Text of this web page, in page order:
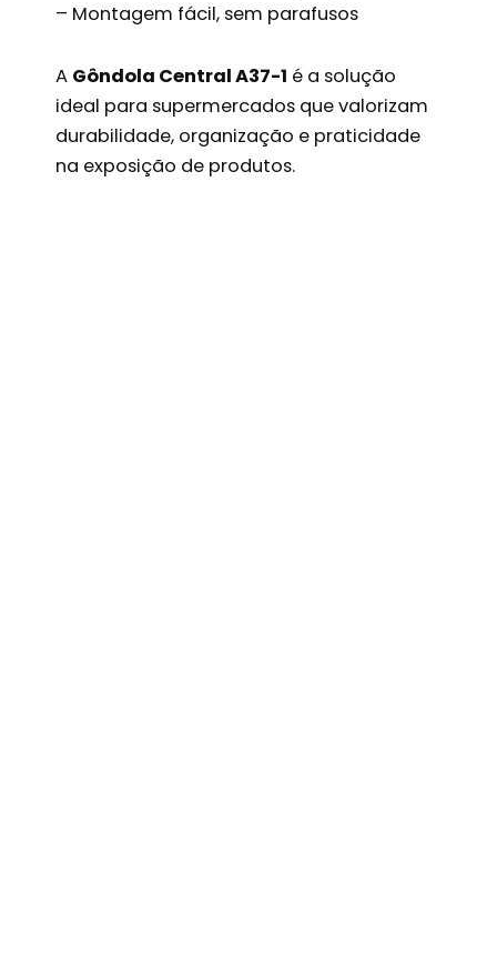
– Montagem fácil, sem parafusos
A Gôndola Central A37-1 é a solução
ideal para supermercados que valorizam
durabilidade, organização e praticidade
na exposição de produtos.